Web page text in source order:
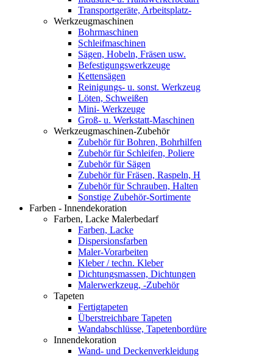
Transportgeräte, Arbeitsplatz-
Werkzeugmaschinen
Bohrmaschinen
Schleifmaschinen
Sägen, Hobeln, Fräsen usw.
Befestigungswerkzeuge
Kettensägen
Reinigungs- u. sonst. Werkzeug
Löten, Schweißen
Mini- Werkzeuge
Groß- u. Werkstatt-Maschinen
Werkzeugmaschinen-Zubehör
Zubehör für Bohren, Bohrhilfen
Zubehör für Schleifen, Poliere
Zubehör für Sägen
Zubehör für Fräsen, Raspeln, H
Zubehör für Schrauben, Halten
Sonstige Zubehör-Sortimente
Farben - Innendekoration
Farben, Lacke Malerbedarf
Farben, Lacke
Dispersionsfarben
Maler-Vorarbeiten
Kleber / techn. Kleber
Dichtungsmassen, Dichtungen
Malerwerkzeug, -Zubehör
Tapeten
Fertigtapeten
Überstreichbare Tapeten
Wandabschlüsse, Tapetenbordüre
Innendekoration
Wand- und Deckenverkleidung